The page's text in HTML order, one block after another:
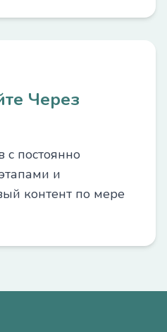
Через
с постоянно
и
контент по мере